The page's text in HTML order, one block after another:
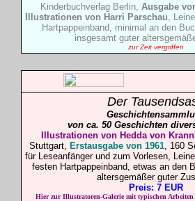
Kinderbuchverlag Berlin, Ausgabe
Illustrationen von Harri Parschau,
Hartpappeinband, minimal an den
insgesamt guter
zur Zeit vergriffen
Der
von ca. 50 Geschichten
llustrationen von Hedda von
Stuttgart, Erstausgabe von 1961, 160
für Leseanfänger und zum Vorlesen,
festen Hartpappeinband, etwas an den
altersgemäßer guter
Preis: 7 EUR
Hier zur Illustratoren-Galerie mit typischen Arbeiten